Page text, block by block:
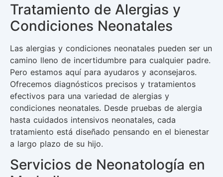
Tratamiento de Alergias y
Condiciones Neonatales
Las alergias y condiciones neonatales pueden ser un
camino lleno de incertidumbre para cualquier padre.
Pero estamos aquí para ayudaros y aconsejaros.
Ofrecemos diagnósticos precisos y tratamientos
efectivos para una variedad de alergias y
condiciones neonatales. Desde pruebas de alergia
hasta cuidados intensivos neonatales, cada
tratamiento está diseñado pensando en el bienestar
a largo plazo de su hijo.
Servicios de Neonatología en